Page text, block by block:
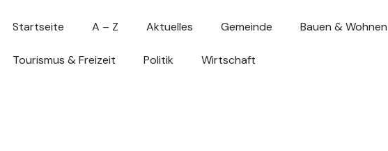
Startseite A – Z Aktuelles Gemeinde Bauen & Wohnen
Tourismus & Freizeit Politik Wirtschaft